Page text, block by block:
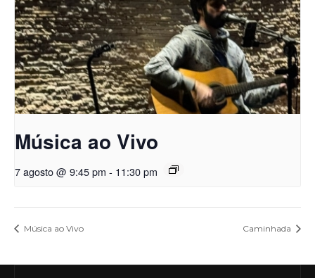
Música ao Vivo
7 agosto @ 9:45 pm - 11:30 pm
Música ao Vivo Caminhada